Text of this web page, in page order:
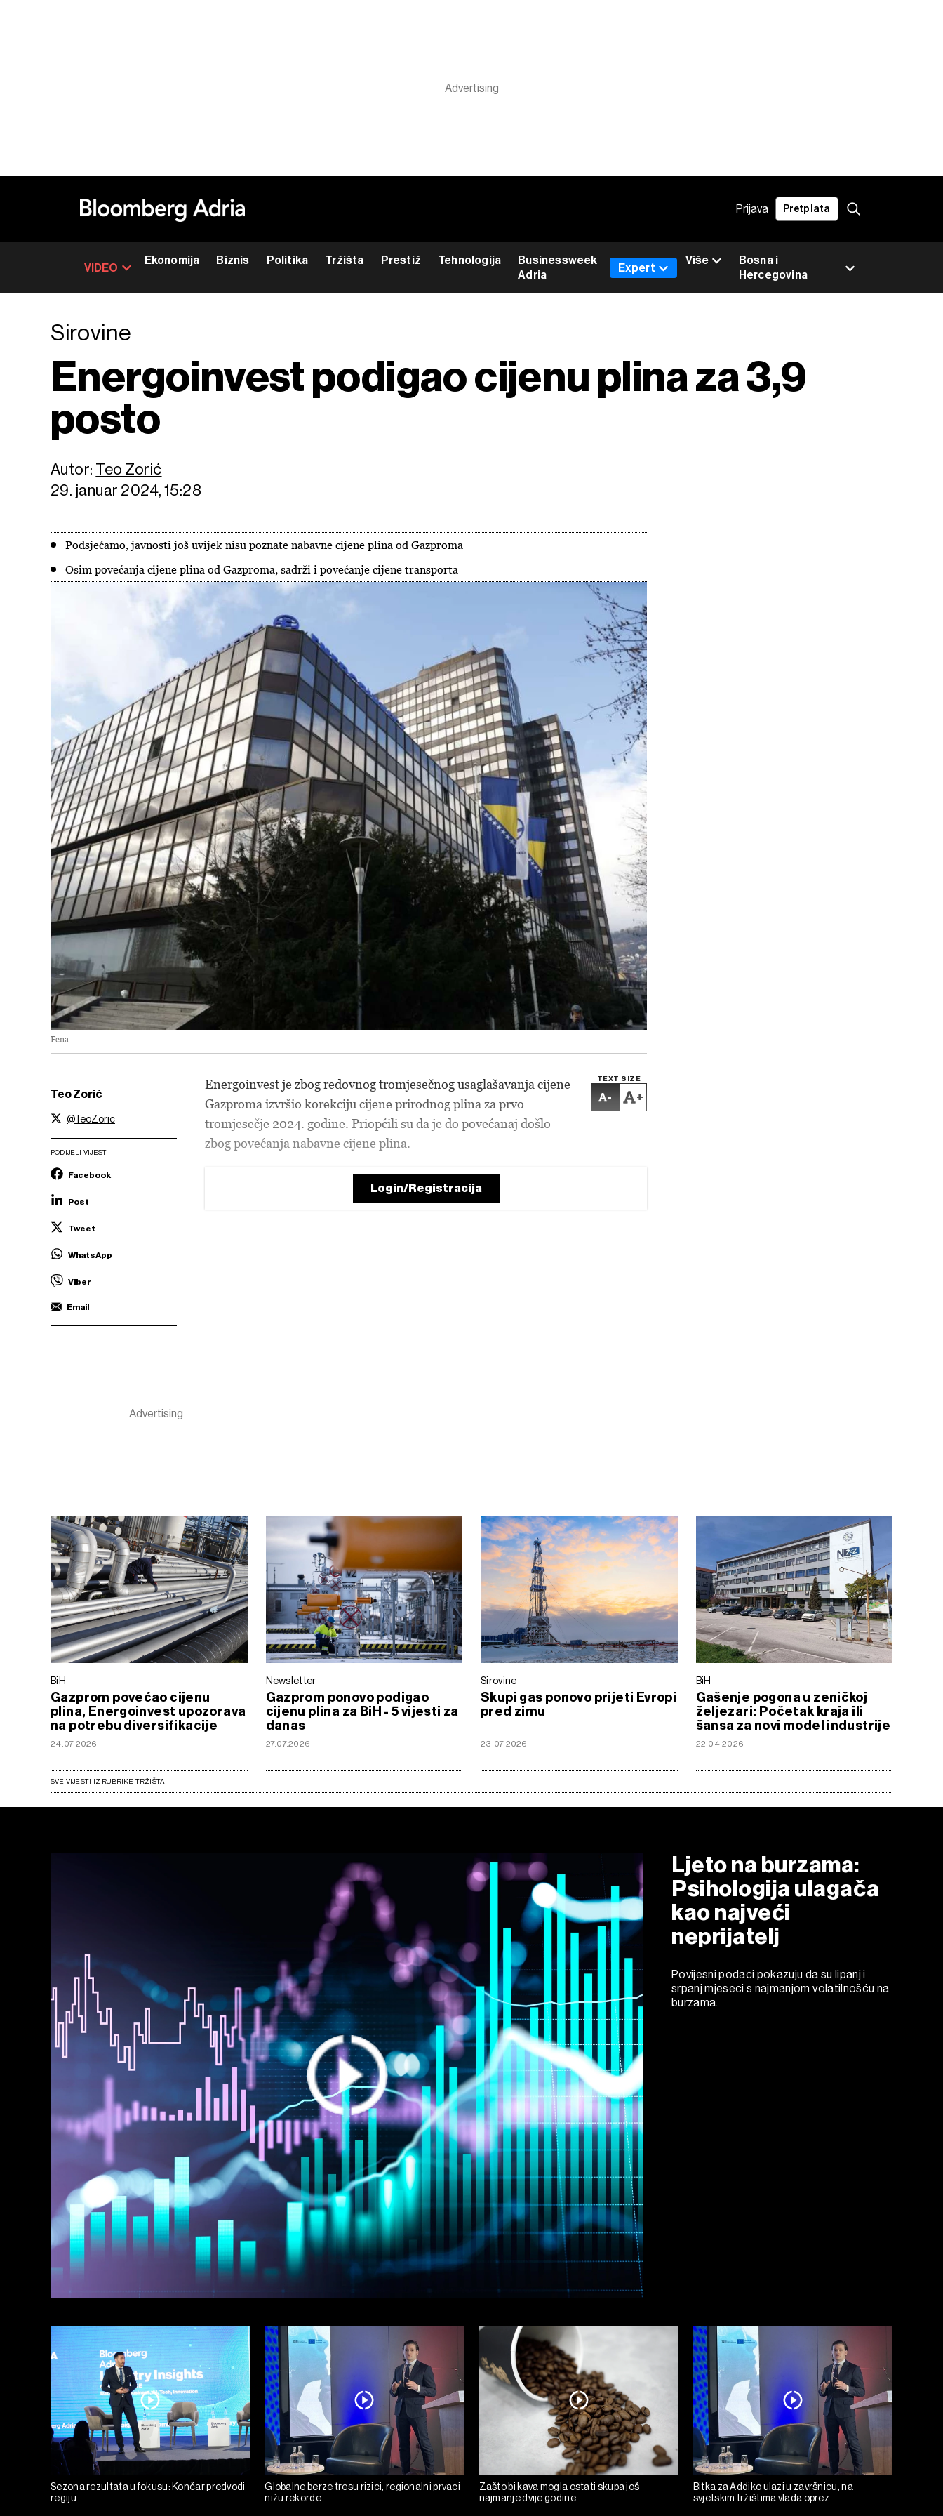
Prijava Pretplata
VIDEO
Ekonomija Biznis Politika Tržišta Prestiž Tehnologija
Businessweek
Adria
Bosna i
Hercegovina
Expert
Više
Sirovine
Energoinvest podigao cijenu plina za 3,9
posto
Autor: Teo Zorić
29. januar 2024, 15:28
Podsjećamo, javnosti još uvijek nisu poznate nabavne cijene plina od Gazproma
Osim povećanja cijene plina od Gazproma, sadrži i povećanje cijene transporta
Fena
Teo Zorić
@TeoZoric
PODIJELI VIJEST
Facebook
Post
Tweet
WhatsApp
Viber
Email
TEXT SIZE
- +
Energoinvest je zbog redovnog tromjesečnog usaglašavanja cijene
Gazproma izvršio korekciju cijene prirodnog plina za prvo
tromjesečje 2024. godine. Priopćili su da je do povećanaj došlo
zbog povećanja nabavne cijene plina.
Login/Registracija
BiH
Gazprom povećao cijenu
plina, Energoinvest upozorava
na potrebu diversifikacije
24.07.2026
Newsletter
Gazprom ponovo podigao
cijenu plina za BiH - 5 vijesti za
danas
27.07.2026
Sirovine
Skupi gas ponovo prijeti Evropi
pred zimu
23.07.2026
BiH
Gašenje pogona u zeničkoj
željezari: Početak kraja ili
šansa za novi model industrije
22.04.2026
SVE VIJESTI IZ RUBRIKE TRŽIŠTA
Ljeto na burzama:
Psihologija ulagača
kao najveći
neprijatelj
Povijesni podaci pokazuju da su lipanj i
srpanj mjeseci s najmanjom volatilnošću na
burzama.
Sezona rezultata u fokusu: Končar predvodi
regiju
Globalne berze tresu rizici, regionalni prvaci
nižu rekorde
Zašto bi kava mogla ostati skupa još
najmanje dvije godine
Bitka za Addiko ulazi u završnicu, na
svjetskim tržištima vlada oprez